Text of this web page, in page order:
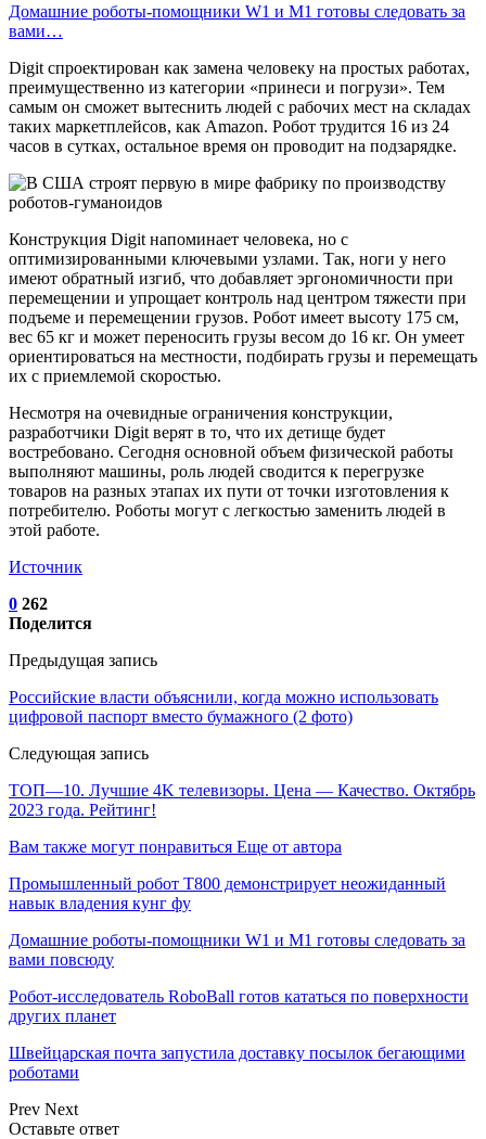
Домашние роботы-помощники W1 и M1 готовы следовать за
вами…
Digit спроектирован как замена человеку на простых работах,
преимущественно из категории «принеси и погрузи». Тем
самым он сможет вытеснить людей с рабочих мест на складах
таких маркетплейсов, как Amazon. Робот трудится 16 из 24
часов в сутках, остальное время он проводит на подзарядке.
Конструкция Digit напоминает человека, но с
оптимизированными ключевыми узлами. Так, ноги у него
имеют обратный изгиб, что добавляет эргономичности при
перемещении и упрощает контроль над центром тяжести при
подъеме и перемещении грузов. Робот имеет высоту 175 см,
вес 65 кг и может переносить грузы весом до 16 кг. Он умеет
ориентироваться на местности, подбирать грузы и перемещать
их с приемлемой скоростью.
Несмотря на очевидные ограничения конструкции,
разработчики Digit верят в то, что их детище будет
востребовано. Сегодня основной объем физической работы
выполняют машины, роль людей сводится к перегрузке
товаров на разных этапах их пути от точки изготовления к
потребителю. Роботы могут с легкостью заменить людей в
этой работе.
Источник
0 262
Поделится
Предыдущая запись
Российские власти объяснили, когда можно использовать
цифровой паспорт вместо бумажного (2 фото)
Следующая запись
ТОП—10. Лучшие 4K телевизоры. Цена — Качество. Октябрь
2023 года. Рейтинг!
Вам также могут понравиться Еще от автора
Промышленный робот Т800 демонстрирует неожиданный
навык владения кунг фу
Домашние роботы-помощники W1 и M1 готовы следовать за
вами повсюду
Робот-исследователь RoboBall готов кататься по поверхности
других планет
Швейцарская почта запустила доставку посылок бегающими
роботами
Prev Next
Оставьте ответ